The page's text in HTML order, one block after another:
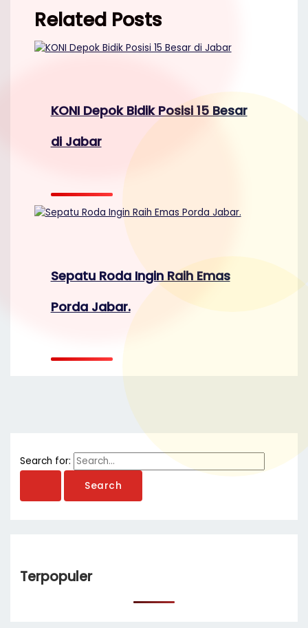
Related Posts
KONI Depok Bidik Posisi 15 Besar
di Jabar
Sepatu Roda Ingin Raih Emas
Porda Jabar.
Search for:
Terpopuler